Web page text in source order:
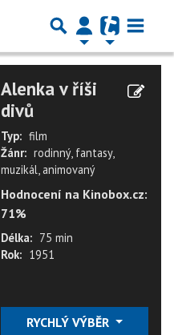
Alenka v říši
divů
Typ: film
Žánr: rodinný, fantasy,
muzikál, animovaný
Hodnocení na Kinobox.cz:
71%
Délka: 75 min
Rok: 1951
RYCHLÝ VÝBĚR